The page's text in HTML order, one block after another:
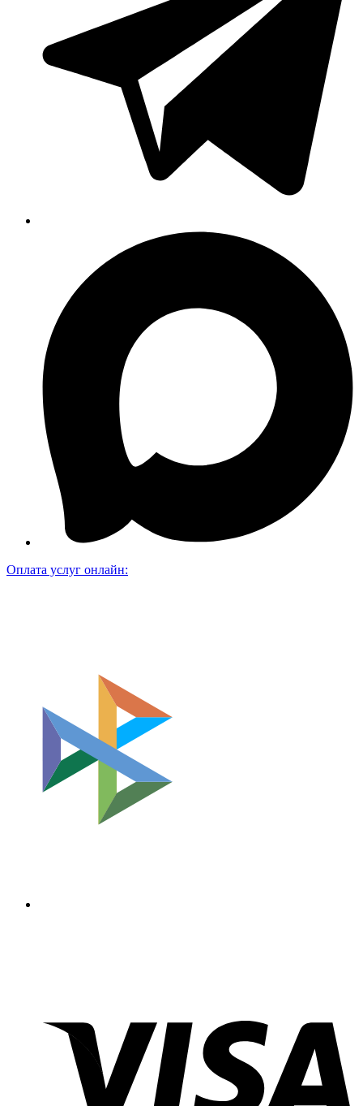
Оплата услуг онлайн: